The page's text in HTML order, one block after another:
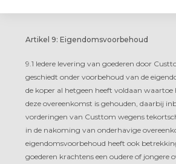
Artikel 9: Eigendomsvoorbehoud
9.1 Iedere levering van goederen door
geschiedt onder voorbehoud van de
de koper al hetgeen heeft voldaan
deze overeenkomst is gehouden, daarbij
vorderingen van Custtom wegens
in de nakoming van onderhavige
eigendomsvoorbehoud heeft ook
goederen krachtens een oudere of jongere